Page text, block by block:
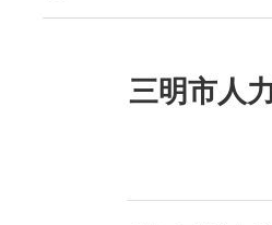
三明市人